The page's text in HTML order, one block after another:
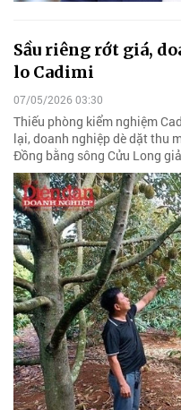
Sầu riêng rớt giá,
lo Cadimi
07/05/2026 03:30
Thiếu phòng kiểm nghiệm
lại, doanh nghiệp dè dặt thu
Đồng bằng sông Cửu Long